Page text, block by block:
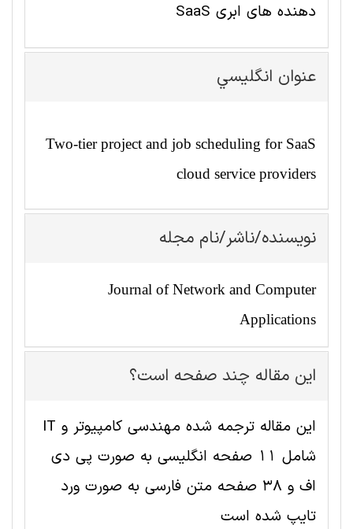
دهنده های ابری SaaS
عنوان انگليسي
Two-tier project and job scheduling for SaaS
cloud service providers
نویسنده/ناشر/نام مجله
Journal of Network and Computer
Applications
این مقاله چند صفحه است؟
این مقاله ترجمه شده مهندسی کامپیوتر و IT
شامل 11 صفحه انگلیسی به صورت پی دی
اف و 38 صفحه متن فارسی به صورت ورد
تایپ شده است